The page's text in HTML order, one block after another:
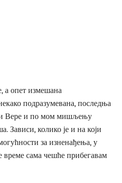
а опет измешана
подразумевана, последња
и Вере и по мом мишљењу
Зависи, колико је и на који
за изненађења, у
сама чешће прибегавам